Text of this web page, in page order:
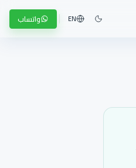
EN واتساب